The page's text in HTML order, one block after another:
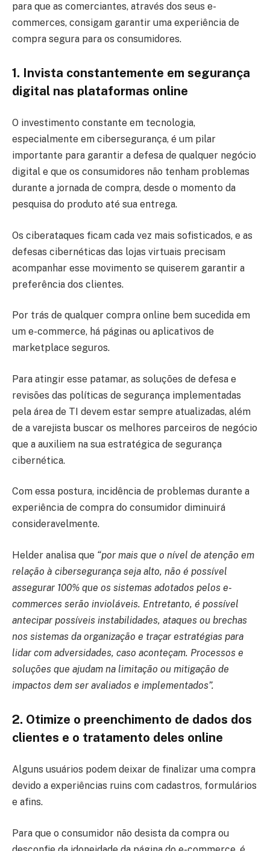
para que as comerciantes, através dos seus e-
commerces, consigam garantir uma experiência de
compra segura para os consumidores.
1. Invista constantemente em segurança
digital nas plataformas online
O investimento constante em tecnologia,
especialmente em cibersegurança, é um pilar
importante para garantir a defesa de qualquer negócio
digital e que os consumidores não tenham problemas
durante a jornada de compra, desde o momento da
pesquisa do produto até sua entrega.
Os ciberataques ficam cada vez mais sofisticados, e as
defesas cibernéticas das lojas virtuais precisam
acompanhar esse movimento se quiserem garantir a
preferência dos clientes.
Por trás de qualquer compra online bem sucedida em
um e-commerce, há páginas ou aplicativos de
marketplace seguros.
Para atingir esse patamar, as soluções de defesa e
revisões das políticas de segurança implementadas
pela área de TI devem estar sempre atualizadas, além
de a varejista buscar os melhores parceiros de negócio
que a auxiliem na sua estratégica de segurança
cibernética.
Com essa postura, incidência de problemas durante a
experiência de compra do consumidor diminuirá
consideravelmente.
Helder analisa que “por mais que o nível de atenção em
relação à cibersegurança seja alto, não é possível
assegurar 100% que os sistemas adotados pelos e-
commerces serão invioláveis. Entretanto, é possível
antecipar possíveis instabilidades, ataques ou brechas
nos sistemas da organização e traçar estratégias para
lidar com adversidades, caso aconteçam. Processos e
soluções que ajudam na limitação ou mitigação de
impactos dem ser avaliados e implementados”.
2. Otimize o preenchimento de dados dos
clientes e o tratamento deles online
Alguns usuários podem deixar de finalizar uma compra
devido a experiências ruins com cadastros, formulários
e afins.
Para que o consumidor não desista da compra ou